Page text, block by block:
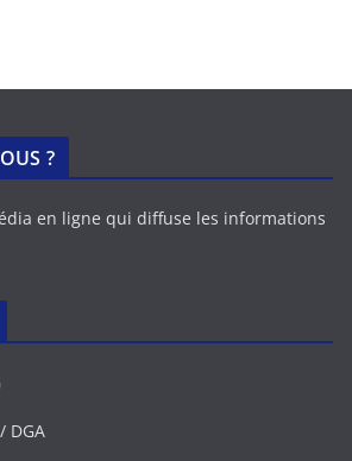
?
en ligne qui diffuse les informations
DGA